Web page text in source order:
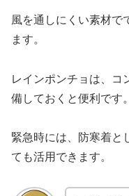
風を通しにくい素材で
ます。
レインポンチョは、コ
備しておくと便利です。
緊急時には、防寒着と
ても活用できます。